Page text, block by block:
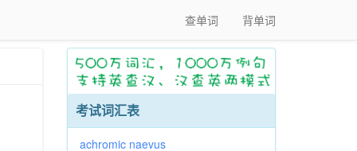
查单词 背单词
考试词汇表
achromic naevus